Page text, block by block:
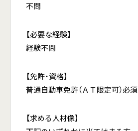
不問
【必要な経験】
経験不問
【免許・資格】
普通自動車免許（ＡＴ限定可）必須
【求める人材像】